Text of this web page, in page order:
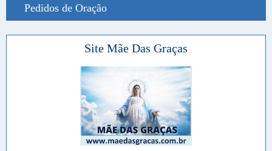
Pedidos de Oração
Site Mãe Das Graças